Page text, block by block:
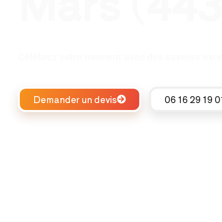
Demander un devis 06 16 29 19